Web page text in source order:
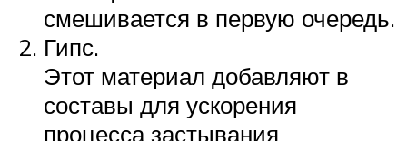
смешивается в первую очередь.
Гипс.
Этот материал добавляют в
составы для ускорения
процесса застывания